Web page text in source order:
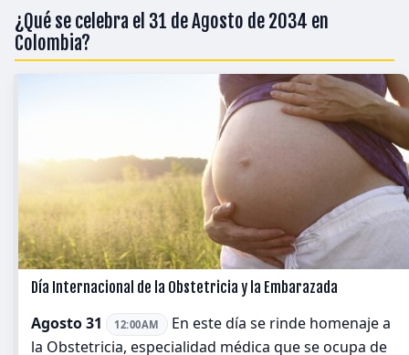
¿Qué se celebra el 31 de Agosto de 2034 en
Colombia?
Día Internacional de la Obstetricia y la Embarazada
Agosto 31 12:00AM
En este día se rinde homenaje a
la Obstetricia, especialidad médica que se ocupa de